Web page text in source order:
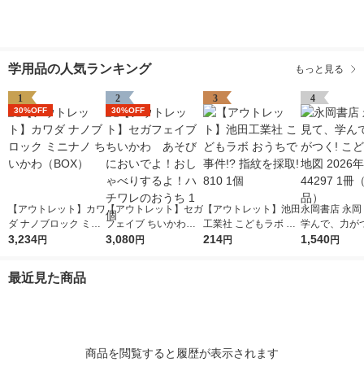
学用品の人気ランキング もっと見る
1
30%OFF
【アウトレット】カワ
ダ ナノブロック ミニ
ナノ ちいかわ（BO
3,234円
2
30%OFF
【アウトレット】セガ
フェイブ ちいかわ
あそびにおいでよ！お
3,080円
3
【アウトレット】池田
工業社 こどもラボ お
うちで事件!? 指紋を
214円
4
永岡書店 永岡
学んで、力が
ども日本地図
1,540円
最近見た商品
商品を閲覧すると履歴が表示されます